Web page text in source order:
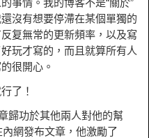
沒有想要停滯在某個單獨的
复無常的更新頻率，以及寫
玩才寫的，而且就算所有人
很開心。
了！
歸功於其他兩人對他的幫
網發布文章，他激勵了